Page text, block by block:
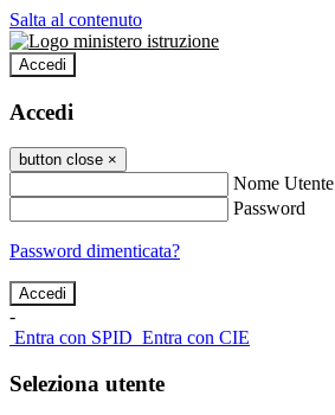
Salta al contenuto
Accedi
Accedi
button close ×
Nome Utente
Password
Password dimenticata?
-
Entra con SPID Entra con CIE
Seleziona utente